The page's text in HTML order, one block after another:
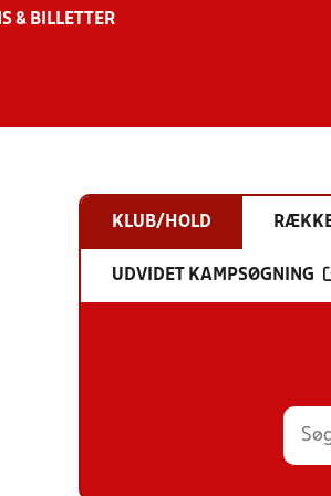
& BILLETTER
KLUB/HOLD
UDVIDET KAMPSØGNING